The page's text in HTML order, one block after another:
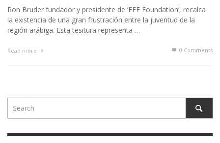
Ron Bruder fundador y presidente de ‘EFE Foundation’, recalca
la existencia de una gran frustración entre la juventud de la
región arábiga. Esta tesitura representa …
Read more 0 Comments